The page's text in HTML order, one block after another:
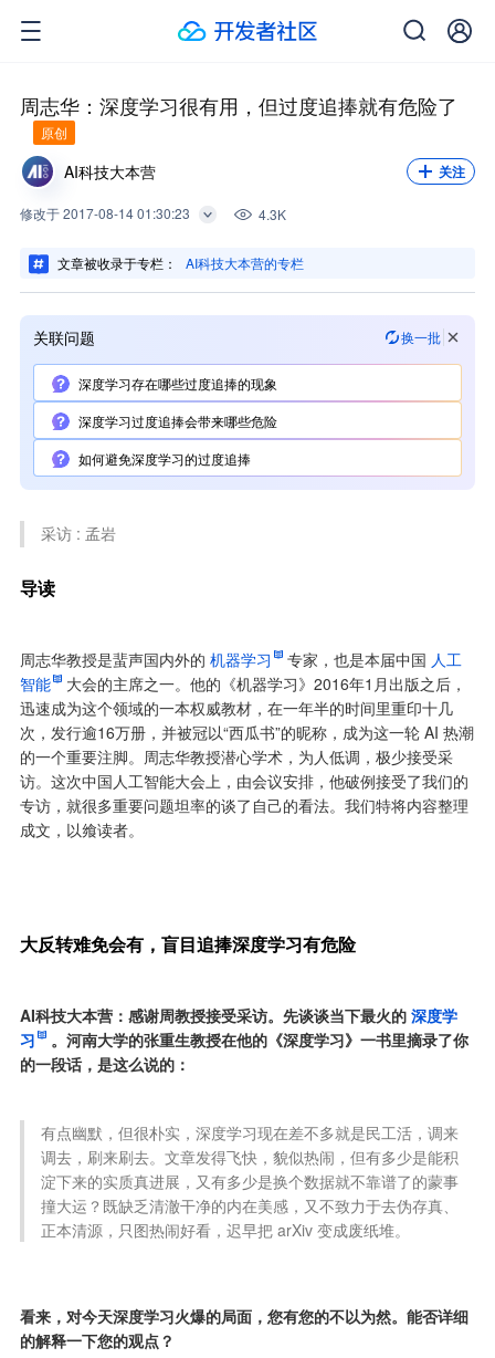
周志华：深度学习很有用，但过度追捧就有危险了
原创
AI科技大本营 关注
修改于2017-08-14 01:30:23 4.3K
文章被收录于专栏： AI科技大本营的专栏
关联问题 换一批
深度学习存在哪些过度追捧的现象
深度学习过度追捧会带来哪些危险
如何避免深度学习的过度追捧
采访 : 孟岩
导读
周志华教授是蜚声国内外的 机器学习 专家，也是本届中国 人工
智能
大会的主席之一。他的《机器学习》2016年1月出版之后，
迅速成为这个领域的一本权威教材，在一年半的时间里重印十几
次，发行逾16万册，并被冠以“西瓜书”的昵称，成为这一轮 AI 热潮
的一个重要注脚。周志华教授潜心学术，为人低调，极少接受采
访。这次中国人工智能大会上，由会议安排，他破例接受了我们的
专访，就很多重要问题坦率的谈了自己的看法。我们特将内容整理
成文，以飨读者。
大反转难免会有，盲目追捧深度学习有危险
AI科技大本营：感谢周教授接受采访。先谈谈当下最火的 深度学
习
。河南大学的张重生教授在他的《深度学习》一书里摘录了你
的一段话，是这么说的：
有点幽默，但很朴实，深度学习现在差不多就是民工活，调来
调去，刷来刷去。文章发得飞快，貌似热闹，但有多少是能积
淀下来的实质真进展，又有多少是换个数据就不靠谱了的蒙事
撞大运？既缺乏清澈干净的内在美感，又不致力于去伪存真、
正本清源，只图热闹好看，迟早把 arXiv 变成废纸堆。
看来，对今天深度学习火爆的局面，您有您的不以为然。能否详细
的解释一下您的观点？